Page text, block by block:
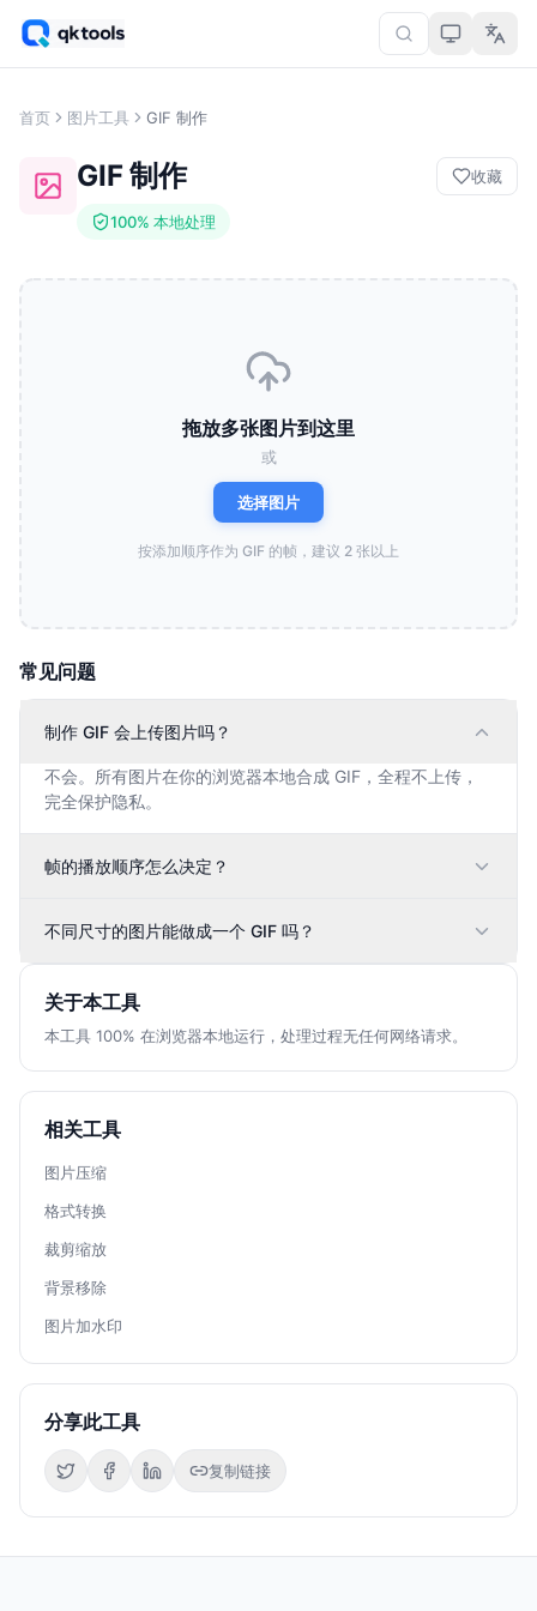
首页 图片工具 GIF 制作
GIF 制作
100% 本地处理
收藏
拖放多张图片到这里
或
选择图片
按添加顺序作为 GIF 的帧，建议 2 张以上
常见问题
制作 GIF 会上传图片吗？
不会。所有图片在你的浏览器本地合成 GIF，全程不上传，
完全保护隐私。
帧的播放顺序怎么决定？
不同尺寸的图片能做成一个 GIF 吗？
关于本工具
本工具 100% 在浏览器本地运行，处理过程无任何网络请求。
相关工具
图片压缩
格式转换
裁剪缩放
背景移除
图片加水印
分享此工具
复制链接